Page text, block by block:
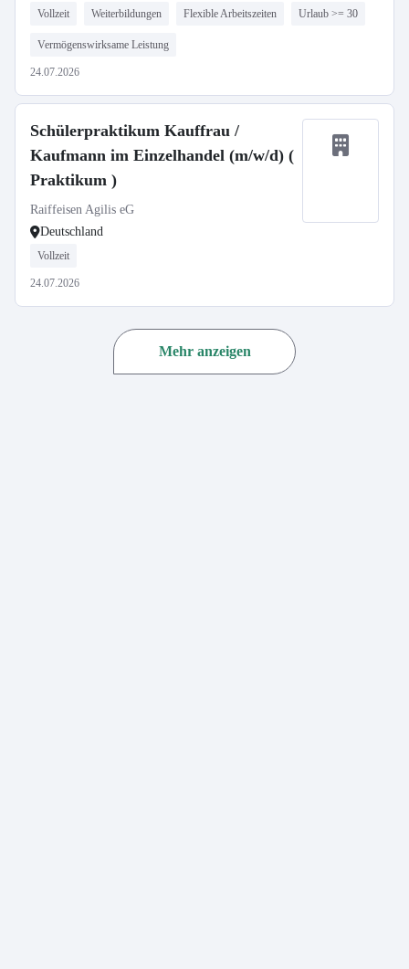
Vollzeit Weiterbildungen Flexible Arbeitszeiten Urlaub >= 30
Vermögenswirksame Leistung
24.07.2026
Schülerpraktikum Kauffrau /
Kaufmann im Einzelhandel (m/w/d) (
Praktikum )
Raiffeisen Agilis eG
Deutschland
Vollzeit
24.07.2026
Mehr anzeigen